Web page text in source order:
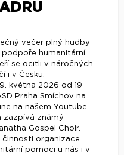
večer plný hudby
humanitární
se ocitli v náročných
i v Česku.
května 2026 od 19
Praha Smíchov na
na našem Youtube.
zazpívá známý
Gospel Choir.
organizace
pomoci u nás i v